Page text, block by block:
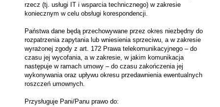
rzecz (tj. usługi IT i wsparcia technicznego) w zakresie
koniecznym w celu obsługi korespondencji.
Państwa dane będą przechowywane przez okres niezbędny do
rozpatrzenia zapytania lub wniesienia sprzeciwu, a w zakresie
wyrażonej zgody z art. 172 Prawa telekomunikacyjnego – do
czasu jej wycofania, a w zakresie, w jakim komunikacja
następuje w ramach umowy – do czasu zakończenia jej
wykonywania oraz upływu okresu przedawnienia ewentualnych
roszczeń umownych.
Przysługuje Pani/Panu prawo do: